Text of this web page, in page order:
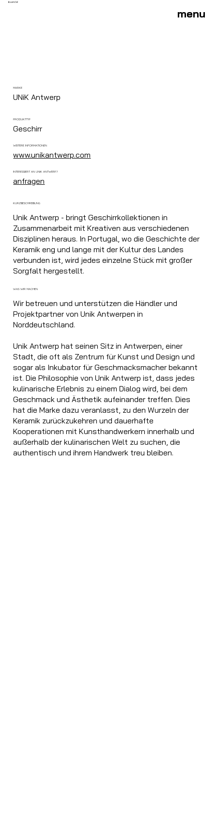
buendel
menu
MARKE
UNiK Antwerp
PRODUKTTYP
Geschirr
WEITERE INFORMATIONEN
www.unikantwerp.com
INTERESSIERT AN UNIK ANTWERP?
anfragen
KURZBESCHREIBUNG
Unik Antwerp - bringt Geschirrkollektionen in
Zusammenarbeit mit Kreativen aus verschiedenen
Disziplinen heraus. In Portugal, wo die Geschichte der
Keramik eng und lange mit der Kultur des Landes
verbunden ist, wird jedes einzelne Stück mit großer
Sorgfalt hergestellt.
WAS WIR MACHEN
Wir betreuen und unterstützen die Händler und
Projektpartner von Unik Antwerpen in
Norddeutschland.
Unik Antwerp hat seinen Sitz in Antwerpen, einer
Stadt, die oft als Zentrum für Kunst und Design und
sogar als Inkubator für Geschmacksmacher bekannt
ist. Die Philosophie von Unik Antwerp ist, dass jedes
kulinarische Erlebnis zu einem Dialog wird, bei dem
Geschmack und Ästhetik aufeinander treffen. Dies
hat die Marke dazu veranlasst, zu den Wurzeln der
Keramik zurückzukehren und dauerhafte
Kooperationen mit Kunsthandwerkern innerhalb und
außerhalb der kulinarischen Welt zu suchen, die
authentisch und ihrem Handwerk treu bleiben.